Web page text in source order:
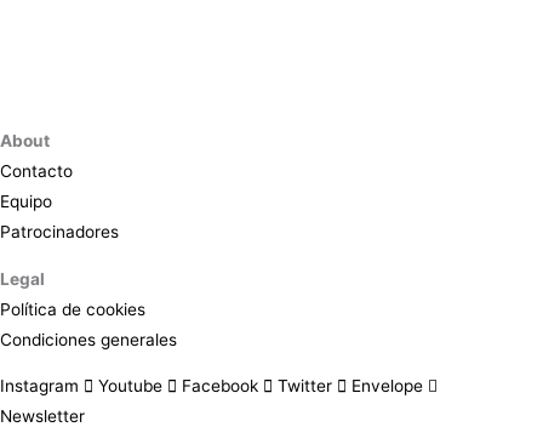
About
Contacto
Equipo
Patrocinadores
Legal
Política de cookies
Condiciones generales
Instagram Youtube Facebook Twitter
Envelope
Newsletter